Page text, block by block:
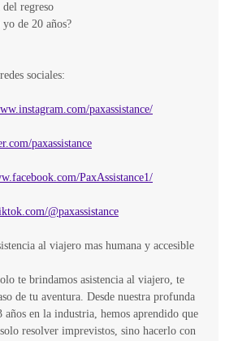
regreso
de 20 años?
sociales:
paxassistance/
paxassistance
PaxAssistance1/
@paxassistance
al viajero mas humana y accesible
te brindamos asistencia al viajero, te
de tu aventura. Desde nuestra profunda
años en la industria, hemos aprendido que
resolver imprevistos, sino hacerlo con